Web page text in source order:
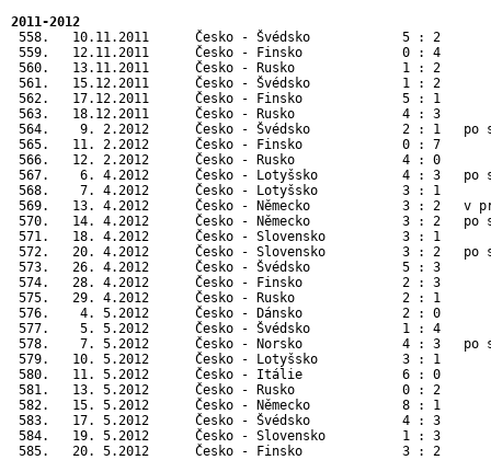
2011-2012
558.   10.11.2011      Česko - Švédsko            5 : 2
559.   12.11.2011      Česko - Finsko             0 : 4
560.   13.11.2011      Česko - Rusko              1 : 2
561.   15.12.2011      Česko - Švédsko            1 : 2
562.   17.12.2011      Česko - Finsko             5 : 1
563.   18.12.2011      Česko - Rusko              4 : 3
564.    9. 2.2012      Česko - Švédsko            2 : 1   po
565.   11. 2.2012      Česko - Finsko             0 : 7
566.   12. 2.2012      Česko - Rusko              4 : 0
567.    6. 4.2012      Česko - Lotyšsko           4 : 3   po
568.    7. 4.2012      Česko - Lotyšsko           3 : 1
569.   13. 4.2012      Česko - Německo            3 : 2   v
570.   14. 4.2012      Česko - Německo            3 : 2   po
571.   18. 4.2012      Česko - Slovensko          3 : 1
572.   20. 4.2012      Česko - Slovensko          3 : 2   po
573.   26. 4.2012      Česko - Švédsko            5 : 3
574.   28. 4.2012      Česko - Finsko             2 : 3
575.   29. 4.2012      Česko - Rusko              2 : 1
576.    4. 5.2012      Česko - Dánsko
577.    5. 5.2012      Česko - Švédsko
578.    7. 5.2012      Česko - Norsko             4 : 3
579.   10. 5.2012      Česko - Lotyšsko
580.   11. 5.2012      Česko - Itálie
581.   13. 5.2012      Česko - Rusko
582.   15. 5.2012      Česko - Německo
583.   17. 5.2012      Česko - Švédsko
584.   19. 5.2012      Česko - Slovensko
585.   20. 5.2012      Česko - Finsko